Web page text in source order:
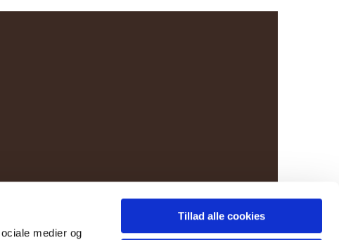
medier og
Tillad alle cookies